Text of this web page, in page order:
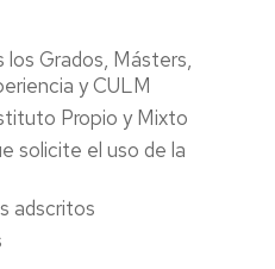
Grados, Másters,
y CULM
Propio y Mixto
solicite el uso de la
adscritos